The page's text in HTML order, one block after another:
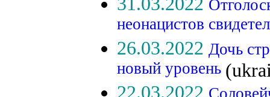
неонацистов
26.03.2022 Дочь
новый уровень
22.03.2022